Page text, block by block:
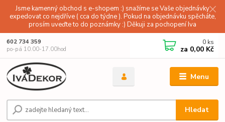
Jsme kamenný obchod s e-shopem :) snažíme se Vaše objednávky
expedovat co nejdříve ( cca do týdne ). Pokud na objednávku spěcháte,
prosím uveďte to do poznámky :) Děkuji za pochopení Iva
Menu
Hledat
602 734 359
po-pá 10.00-17.00hod
0 ks
za 0,00 Kč